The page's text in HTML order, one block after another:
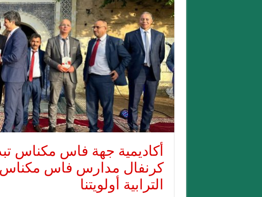
أكاديمية جهة فاس مكناس
كرنفال مدارس فاس
الترابية أولويتنا